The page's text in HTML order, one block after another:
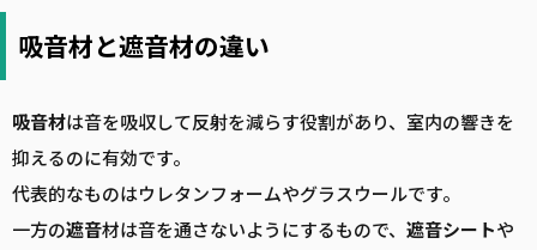
吸音材と遮音材の違い
吸音材は音を吸収して反射を減らす役割があり、室内の響きを
抑えるのに有効です。
代表的なものはウレタンフォームやグラスウールです。
一方の遮音材は音を通さないようにするもので、 遮音シートや